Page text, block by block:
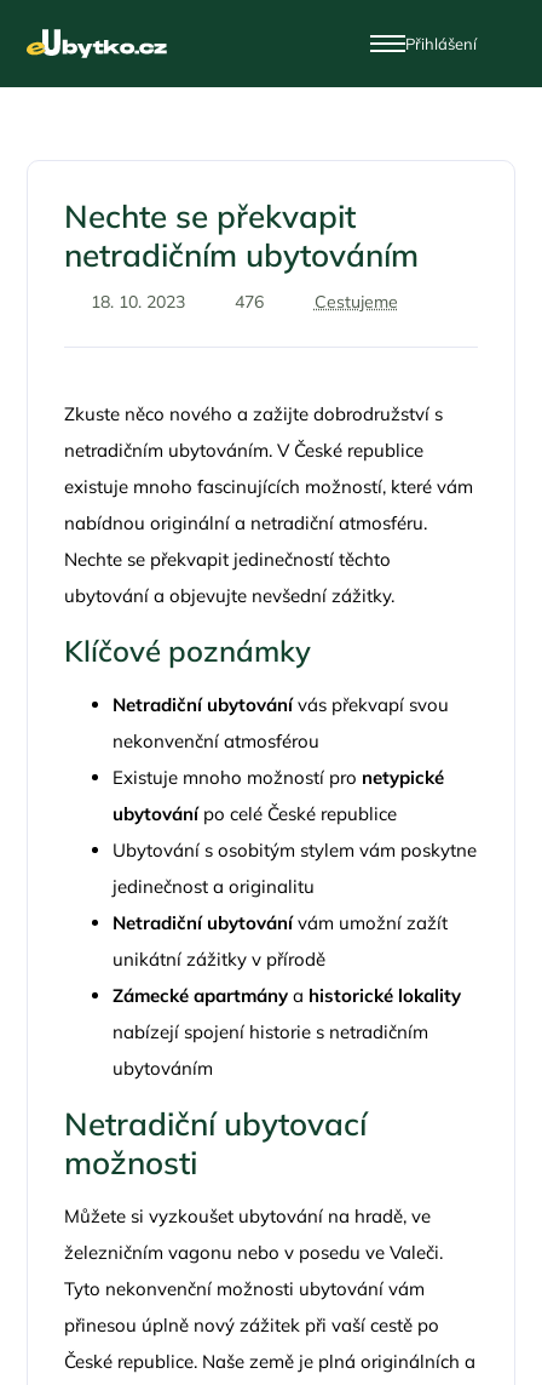
Přihlášení
Nechte se překvapit
netradičním ubytováním
18. 10. 2023 476 Cestujeme
Zkuste něco nového a zažijte dobrodružství s
netradičním ubytováním. V České republice
existuje mnoho fascinujících možností, které vám
nabídnou originální a netradiční atmosféru.
Nechte se překvapit jedinečností těchto
ubytování a objevujte nevšední zážitky.
Klíčové poznámky
Netradiční ubytovánívás překvapí svou
nekonvenční atmosférou
Existuje mnoho možností pro netypické
ubytovánípo celé České republice
Ubytování s osobitým stylem vám poskytne
jedinečnost a originalitu
Netradiční ubytovánívám umožní zažít
unikátní zážitky v přírodě
Zámecké apartmány a historické lokality
nabízejí spojení historie s netradičním
ubytováním
Netradiční ubytovací
možnosti
Můžete si vyzkoušet ubytování na hradě, ve
železničním vagonu nebo v posedu ve Valeči.
Tyto nekonvenční možnosti ubytování vám
přinesou úplně nový zážitek při vaší cestě po
České republice. Naše země je plná originálních a